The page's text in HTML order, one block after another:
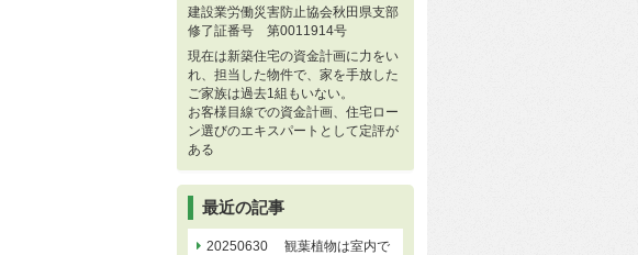
建設業労働災害防止協会秋田県支部
修了証番号 第0011914号
現在は新築住宅の資金計画に力をい
れ、担当した物件で、家を手放した
ご家族は過去1組もいない。
お客様目線での資金計画、住宅ロー
ン選びのエキスパートとして定評が
ある
最近の記事
20250630 観葉植物は室内で